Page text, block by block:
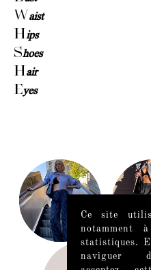
W aist
Hips
Shoes
Hair
Eyes
Ce site
notamment
statistiques.
naviguer